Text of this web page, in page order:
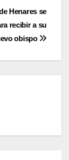
Henares se
recibir a su
obispo